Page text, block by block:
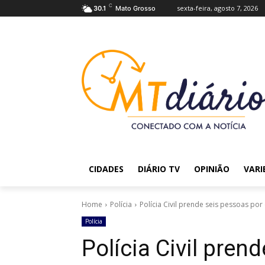
30.1 C Mato Grosso sexta-feira, agosto 7, 2026
CIDADES DIÁRIO TV OPINIÃO
Home Polícia Polícia Civil prende seis pessoas
Polícia
Polícia Civil